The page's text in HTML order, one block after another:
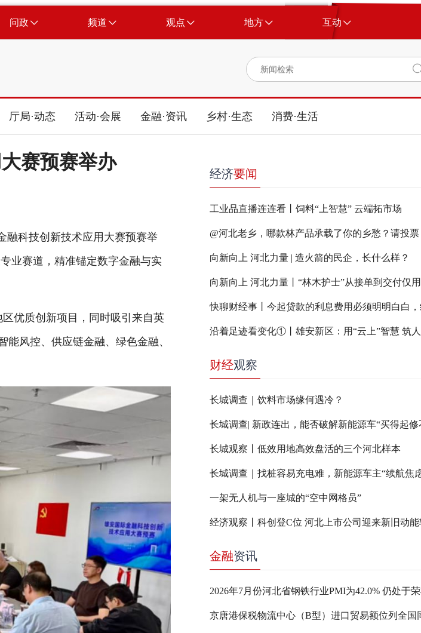
问政 频道 观点 地方 互动
厅局·动态 活动·会展 金融·资讯 乡村·生态 消费·生活
赛预赛举办
融科技创新技术应用大赛预赛举
业赛道，精准锚定数字金融与实
优质创新项目，同时吸引来自英
风控、供应链金融、绿色金融、
经济要闻
工业品直播连连看丨饲料“上智慧” 云端拓市场
@河北老乡，哪款林产品承载了你的乡愁？请投票
向新向上 河北力量 | 造火箭的民企，长什么样？
沿着足迹看变化①丨雄安新区：用“云上”智慧 筑
财经观察
长城调查｜饮料市场缘何遇冷？
长城观察丨低效用地高效盘活的三个河北样本
长城调查｜找桩容易充电难，新能源车主“续航焦
一架无人机与一座城的“空中网格员”
经济观察丨科创登C位 河北上市公司迎来新旧动能
金融资讯
2026年7月份河北省钢铁行业PMI为42.0% 仍处于